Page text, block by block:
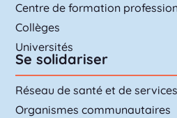
Centre de formation
Collèges
Universités
Se solidariser
Réseau de santé et de
Organismes communautaires